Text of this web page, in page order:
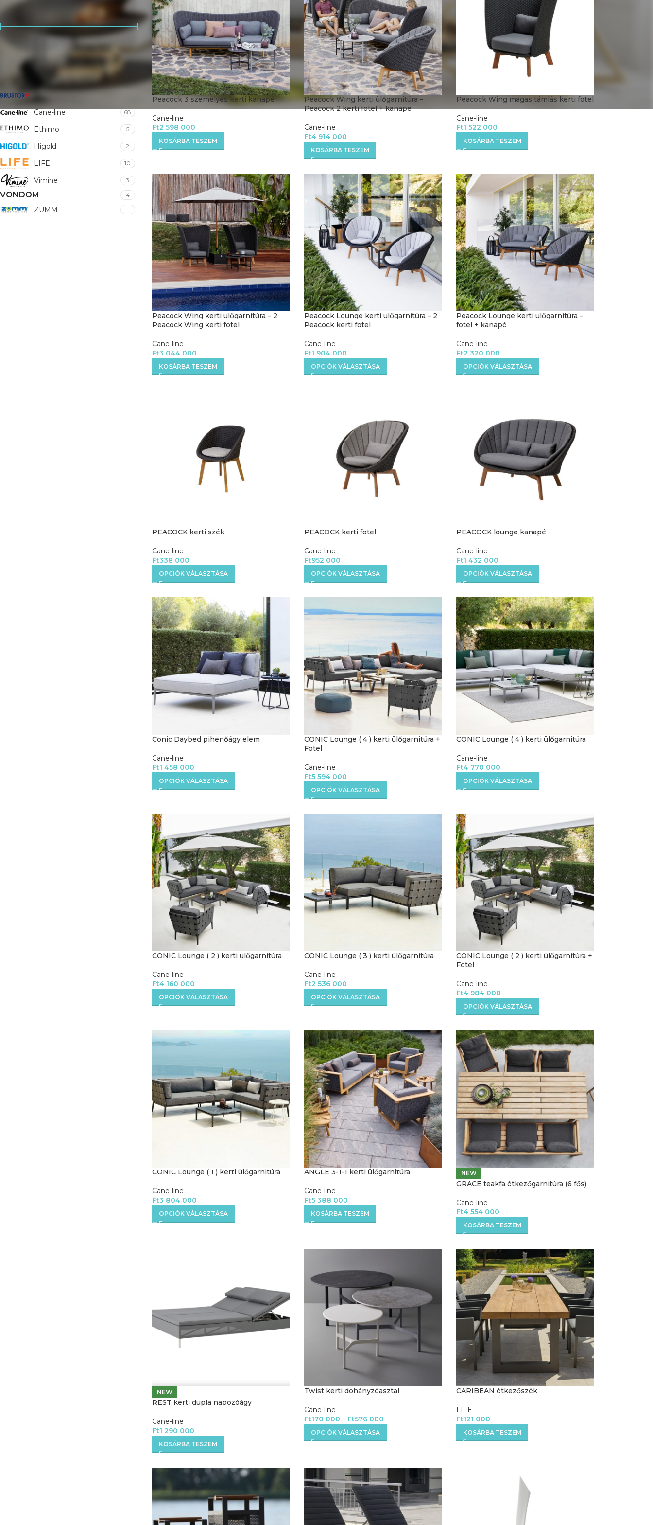
ÁR ALAPJÁN
Ft0—
BRUSTOR
Cane-line 68
Ethimo 5
Higold 2
LIFE 10
Vimine 3
VONDOM 4
ZUMM 1
Peacock 3 személyes kerti kanapé
Cane-line
Ft2 598 000
KOSÁRBA TESZEM
Peacock Wing kerti ülőgarnitúra –
Peacock 2 kerti fotel + kanapé
Cane-line
Ft4 914 000
KOSÁRBA TESZEM
Peacock Wing magas támlás kerti fotel
Cane-line
Ft1 522 000
KOSÁRBA TESZEM
Peacock Wing kerti ülőgarnitúra – 2
Peacock Wing kerti fotel
Cane-line
Ft3 044 000
KOSÁRBA TESZEM
Peacock Lounge kerti ülőgarnitúra – 2
Peacock kerti fotel
Cane-line
Ft1 904 000
OPCIÓK VÁLASZTÁSA
Peacock Lounge kerti ülőgarnitúra –
fotel + kanapé
Cane-line
Ft2 320 000
OPCIÓK VÁLASZTÁSA
PEACOCK kerti szék
Cane-line
Ft338 000
OPCIÓK VÁLASZTÁSA
PEACOCK kerti fotel
Cane-line
Ft952 000
OPCIÓK VÁLASZTÁSA
PEACOCK lounge kanapé
Cane-line
Ft1 432 000
OPCIÓK VÁLASZTÁSA
Conic Daybed pihenőágy elem
Cane-line
Ft1 458 000
OPCIÓK VÁLASZTÁSA
CONIC Lounge ( 4 ) kerti ülőgarnitúra +
Fotel
Cane-line
Ft5 594 000
OPCIÓK VÁLASZTÁSA
CONIC Lounge ( 4 ) kerti ülőgarnitúra
Cane-line
Ft4 770 000
OPCIÓK VÁLASZTÁSA
CONIC Lounge ( 2 ) kerti ülőgarnitúra
Cane-line
Ft4 160 000
OPCIÓK VÁLASZTÁSA
CONIC Lounge ( 3 ) kerti ülőgarnitúra
Cane-line
Ft2 536 000
OPCIÓK VÁLASZTÁSA
CONIC Lounge ( 2 ) kerti ülőgarnitúra +
Fotel
Cane-line
Ft4 984 000
OPCIÓK VÁLASZTÁSA
CONIC Lounge ( 1 ) kerti ülőgarnitúra
Cane-line
Ft3 804 000
OPCIÓK VÁLASZTÁSA
ANGLE 3-1-1 kerti ülőgarnitúra
Cane-line
Ft5 388 000
KOSÁRBA TESZEM
NEW
GRACE teakfa étkezőgarnitúra (6 fős)
Cane-line
Ft4 554 000
KOSÁRBA TESZEM
NEW
REST kerti dupla napozóágy
Cane-line
Ft1 290 000
KOSÁRBA TESZEM
Twist kerti dohányzóasztal
Cane-line
Ft170 000 – Ft576 000
OPCIÓK VÁLASZTÁSA
CARIBEAN étkezőszék
LIFE
Ft121 000
KOSÁRBA TESZEM